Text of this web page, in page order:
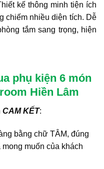
kế thông minh tiện ích
chiếm nhiều diện tích. Dễ
tắm sang trọng, hiện
phụ kiện 6 món
Hiền Lâm
CAM KẾT:
bằng chữ TÂM, đúng
muốn của khách